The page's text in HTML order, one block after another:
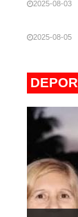
2025-08-03
2025-08-05